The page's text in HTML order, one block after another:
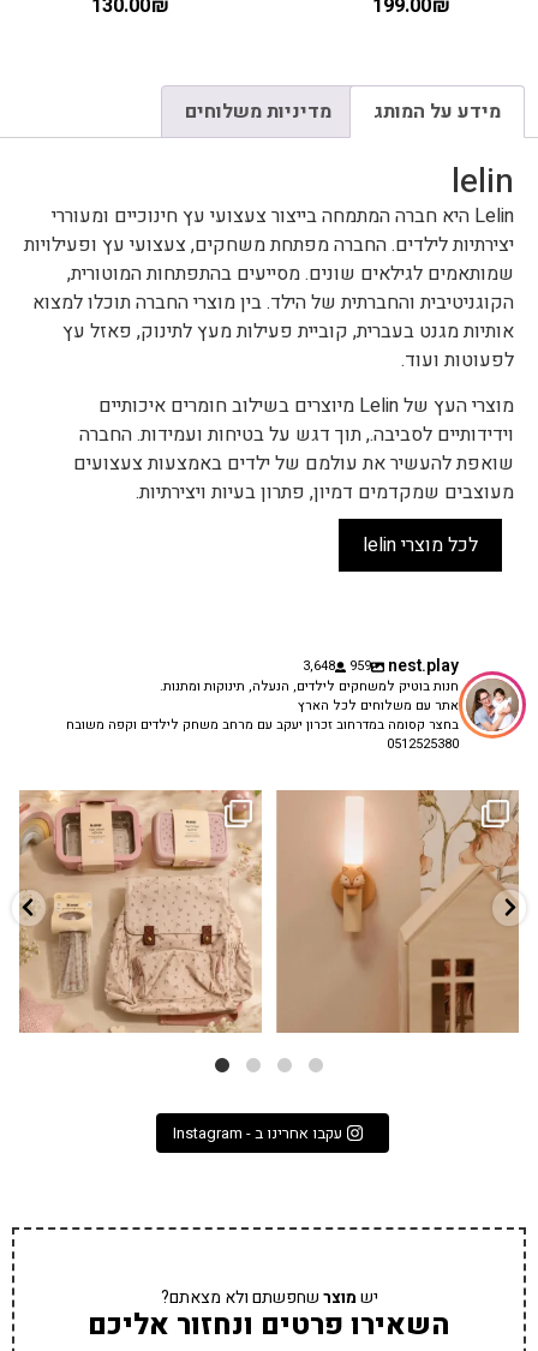
199.00₪
130.00₪
מידע על המותג מדיניות משלוחים
lelin
Lelin היא חברה המתמחה בייצור צעצועי עץ חינוכיים ומעוררי
יצירתיות לילדים. החברה מפתחת משחקים, צעצועי עץ ופעילויות
שמותאמים לגילאים שונים. מסייעים בהתפתחות המוטורית,
הקוגניטיבית והחברתית של הילד. בין מוצרי החברה תוכלו למצוא
אותיות מגנט בעברית, קוביית פעילות מעץ לתינוק, פאזל עץ
לפעוטות ועוד.
מוצרי העץ של Lelin מיוצרים בשילוב חומרים איכותיים
וידידותיים לסביבה., תוך דגש על בטיחות ועמידות. החברה
שואפת להעשיר את עולמם של ילדים באמצעות צעצועים
מעוצבים שמקדמים דמיון, פתרון בעיות ויצירתיות.
לכל מוצרי lelin
nest.play
959
3,648
חנות בוטיק למשחקים לילדים, הנעלה, תינוקות ומתנות.
אתר עם משלוחים לכל הארץ
בחצר קסומה במדרחוב זכרון יעקב עם מרחב משחק לילדים וקפה משובח
0512525380
✨ חוזרים למסגרת בסטייל! ✨
הקולקציה החדשה...
9 4
גם פריט עיצובי לחדר, גם מנורת לילה
...
3 0
עקבו אחרינו ב - Instagram
ישמוצרשחפשתם ולא מצאתם?
השאירו פרטים ונחזור אליכם